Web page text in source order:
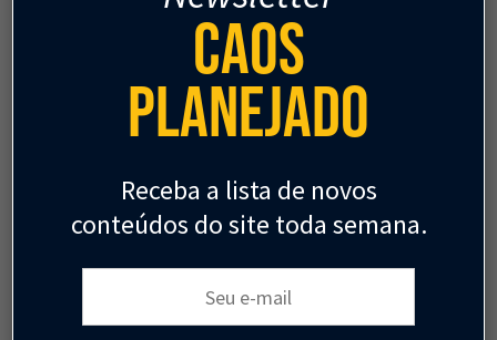
Cidades para pessoas no
Brasil?
GUILHERME FORMICKI
rankings urbanos?
GUILHERME FORMICKI
Caos
Planejado
Receba a lista de novos
conteúdos do site toda semana.